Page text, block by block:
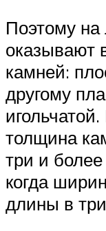
Поэтому
оказывают
камней:
другому
толщина
три и
когда
длины в